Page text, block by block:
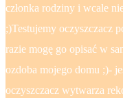
członka rodziny i wcale
;)Testujemy oczyszczacz
razie mogę go opisać w
ozdoba mojego domu ;)-
oczyszczacz wytwarza